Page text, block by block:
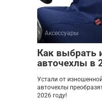
Аксессуары
Как выбрать
авточехлы в
Устали от
авточехлы
2026 году!